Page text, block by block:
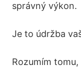
správný výkon.
Je to údržba
Rozumím